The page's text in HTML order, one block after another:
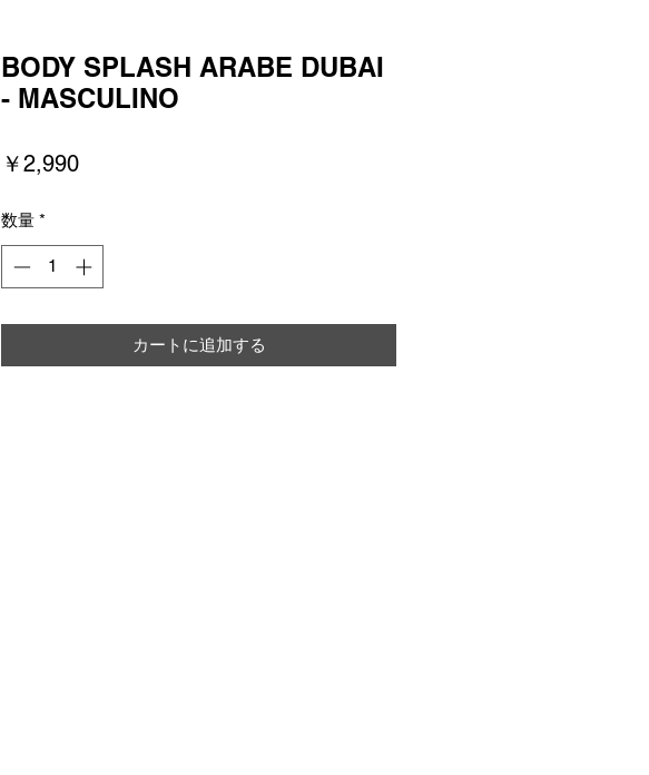
BODY SPLASH ARABE DUBAI
- MASCULINO
￥2,990価
数量 *
カートに追加する